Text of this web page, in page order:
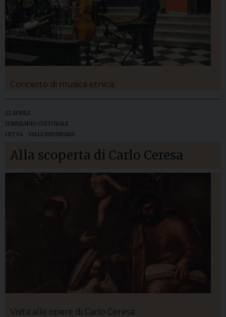
Concerto di musica etnica.
22 APRILE
ITINERARIO CULTURALE
CET 04 - VALLE BREMBANA
Alla scoperta di Carlo Ceresa
Visita alle opere di Carlo Ceresa.